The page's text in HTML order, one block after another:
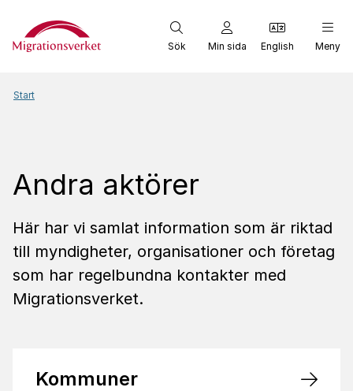
Start
Sök Min sida English Meny
Start
Andra aktörer
Här har vi samlat information som är riktad
till myndigheter, organisationer och företag
som har regelbundna kontakter med
Migrationsverket.
Kommuner